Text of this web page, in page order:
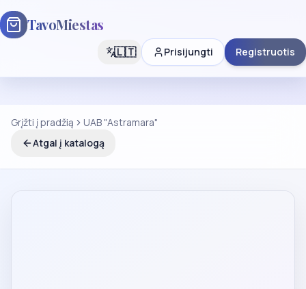
TavoMiestas
🇱🇹 Prisijungti Registruotis
Grįžti į pradžią
UAB "Astramara"
Atgal į katalogą